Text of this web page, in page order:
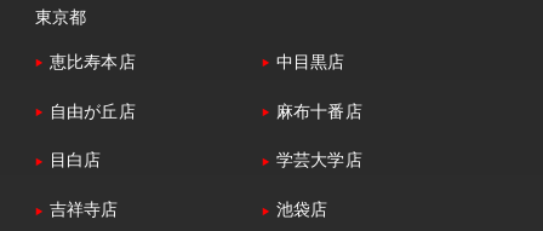
東京都
恵比寿本店 中目黒店
自由が丘店 麻布十番店
目白店 学芸大学店
吉祥寺店 池袋店